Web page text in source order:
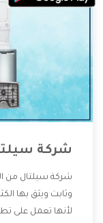
شركة
شركة سيلتال من
وثابت ويثق بها
لأنها تعمل على